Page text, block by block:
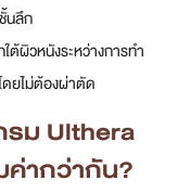
นลึก
ผิวหนังระหว่างการทำ
ยไม่ต้องผ่าตัด
รม Ulthera
ค่ากว่ากัน?